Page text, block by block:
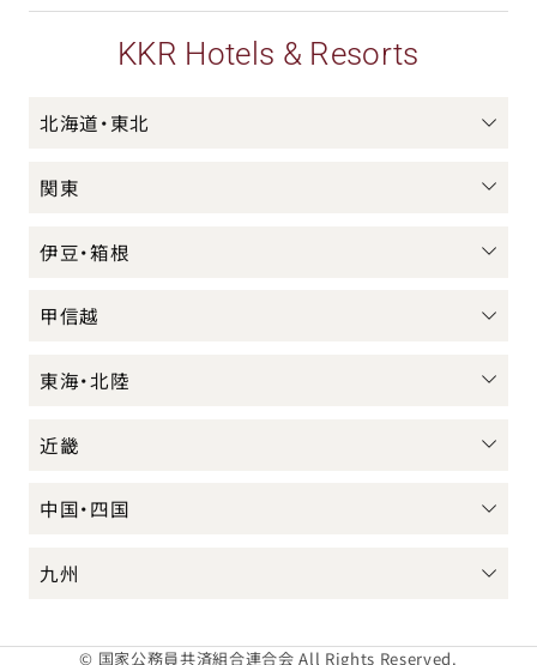
KKR Hotels & Resorts
北海道・東北
関東
伊豆・箱根
甲信越
東海・北陸
近畿
中国・四国
九州
© 国家公務員共済組合連合会 All Rights Reserved.